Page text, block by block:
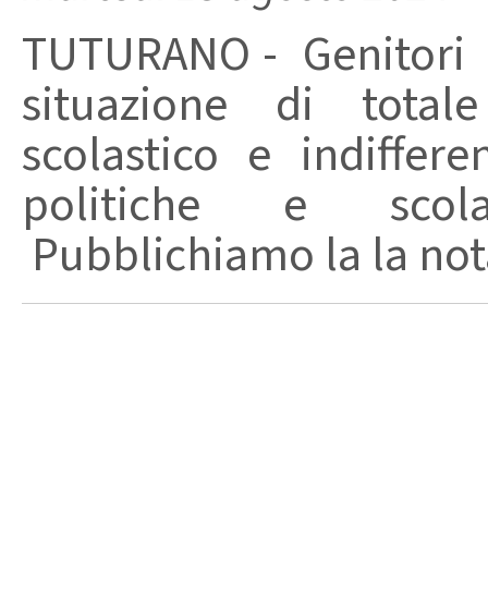
TUTURANO -
situazione di
scolastico e
politiche e
Pubblichiamo la la